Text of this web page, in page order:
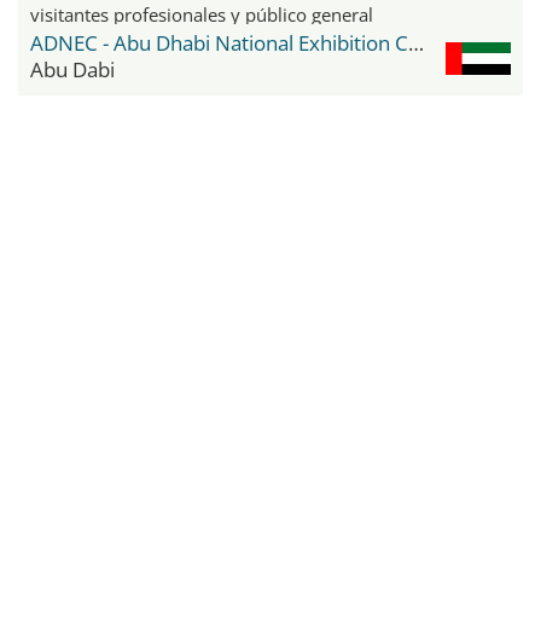
visitantes profesionales y público general
ADNEC - Abu Dhabi National Exhibition Center
Abu Dabi